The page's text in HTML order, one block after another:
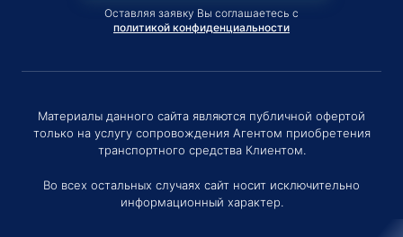
Оставляя заявку Вы соглашаетесь с
политикой конфиденциальности
Материалы данного сайта являются публичной офертой
только на услугу сопровождения Агентом приобретения
транспортного средства Клиентом.
Во всех остальных случаях сайт носит исключительно
информационный характер.